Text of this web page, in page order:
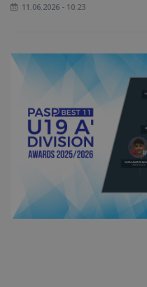
11.06.2026 - 10:23